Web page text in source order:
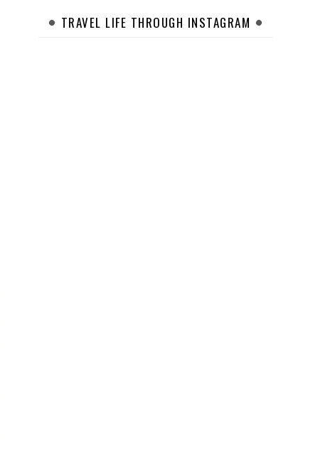
TRAVEL LIFE THROUGH INSTAGRAM